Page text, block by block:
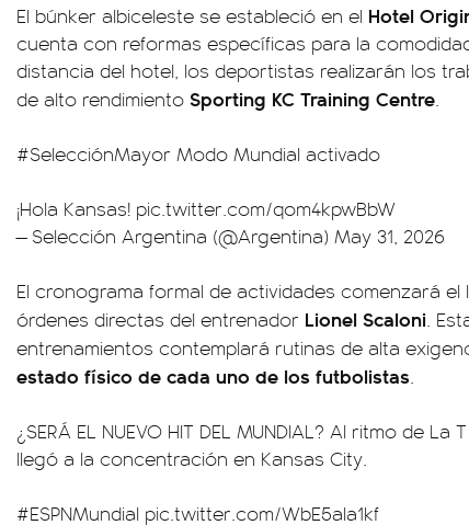
El búnker albiceleste se estableció en el Hotel
cuenta con reformas específicas para la
distancia del hotel, los deportistas realizarán los
de alto rendimiento Sporting KC Training Centre.
#SelecciónMayor Modo Mundial activado
¡Hola Kansas! pic.twitter.com/qom4kpwBbW
— Selección Argentina (@Argentina) May 31, 2026
El cronograma formal de actividades comenzará el
órdenes directas del entrenador Lionel Scaloni.
entrenamientos contemplará rutinas de alta
estado físico de cada uno de los futbolistas.
¿SERÁ EL NUEVO HIT DEL MUNDIAL? Al ritmo de
llegó a la concentración en Kansas City.
#ESPNMundial pic.twitter.com/WbE5ala1kf